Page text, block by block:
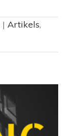
| Artikels,